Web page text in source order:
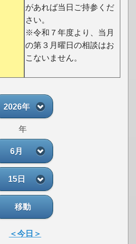
があれば当日ご持参くだ
さい。
※令和７年度より、当月
の第３月曜日の相談はお
こないません。
2026年
年
6月
15日
移動
＜今日＞